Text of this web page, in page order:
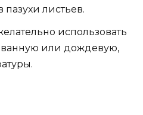
листьев.
использовать
или дождевую,